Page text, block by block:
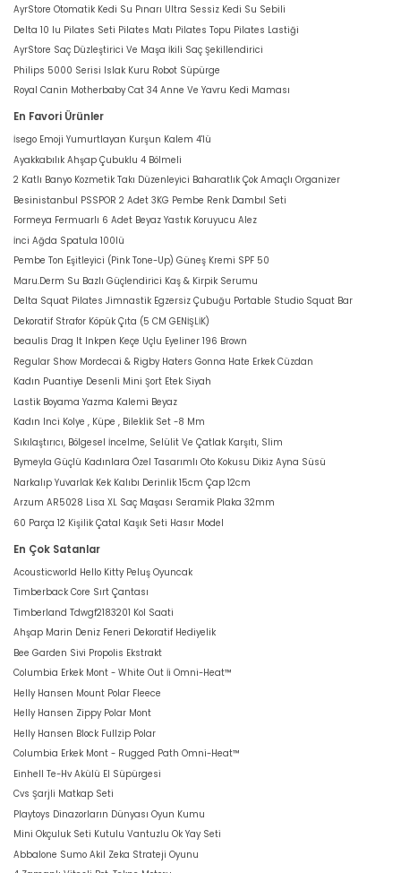
AyrStore Otomatik Kedi Su Pınarı Ultra Sessiz Kedi Su Sebili
Delta 10 lu Pilates Seti Pilates Matı Pilates Topu Pilates Lastiği
AyrStore Saç Düzleştirici Ve Maşa İkili Saç Şekillendirici
Philips 5000 Serisi Islak Kuru Robot Süpürge
Royal Canin Motherbaby Cat 34 Anne Ve Yavru Kedi Maması
En Favori Ürünler
İsego Emoji Yumurtlayan Kurşun Kalem 4'lü
Ayakkabılık Ahşap Çubuklu 4 Bölmeli
2 Katlı Banyo Kozmetik Takı Düzenleyici Baharatlık Çok Amaçlı Organizer
Besinistanbul PSSPOR 2 Adet 3KG Pembe Renk Dambıl Seti
Formeya Fermuarlı 6 Adet Beyaz Yastık Koruyucu Alez
İnci Ağda Spatula 100lü
Pembe Ton Eşitleyici (Pink Tone-Up) Güneş Kremi SPF 50
Maru.Derm Su Bazlı Güçlendirici Kaş & Kirpik Serumu
Delta Squat Pilates Jimnastik Egzersiz Çubuğu Portable Studio Squat Bar
Dekoratif Strafor Köpük Çıta (5 CM GENİŞLİK)
beaulis Drag It Inkpen Keçe Uçlu Eyeliner 196 Brown
Regular Show Mordecai & Rigby Haters Gonna Hate Erkek Cüzdan
Kadın Puantiye Desenli Mini Şort Etek Siyah
Lastik Boyama Yazma Kalemi Beyaz
Kadın Inci Kolye , Küpe , Bileklik Set -8 Mm
Sıkılaştırıcı, Bölgesel İncelme, Selülit Ve Çatlak Karşıtı, Slim
Bymeyla Güçlü Kadınlara Özel Tasarımlı Oto Kokusu Dikiz Ayna Süsü
Narkalıp Yuvarlak Kek Kalıbı Derinlik 15cm Çap 12cm
Arzum AR5028 Lisa XL Saç Maşası Seramik Plaka 32mm
60 Parça 12 Kişilik Çatal Kaşık Seti Hasır Model
En Çok Satanlar
Acousticworld Hello Kitty Peluş Oyuncak
Timberback Core Sırt Çantası
Timberland Tdwgf2183201 Kol Saati
Ahşap Marin Deniz Feneri Dekoratif Hediyelik
Bee Garden Sivi Propolis Ekstrakt
Columbia Erkek Mont - White Out İi Omni-Heat™
Helly Hansen Mount Polar Fleece
Helly Hansen Zippy Polar Mont
Helly Hansen Block Fullzip Polar
Columbia Erkek Mont - Rugged Path Omni-Heat™
Einhell Te-Hv Akülü El Süpürgesi
Cvs Şarjli Matkap Seti
Playtoys Dinazorların Dünyası Oyun Kumu
Mini Okçuluk Seti Kutulu Vantuzlu Ok Yay Seti
Abbalone Sumo Akil Zeka Strateji Oyunu